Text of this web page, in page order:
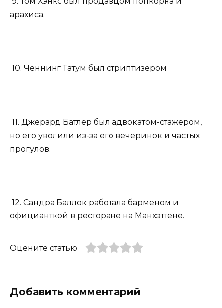
арахиса.
10. Ченнинг Татум был стриптизером.
11. Джерард Батлер был адвокатом-стажером,
но его уволили из-за его вечеринок и частых
прогулов.
12. Сандра Баллок работала барменом и
официанткой в ресторане на Манхэттене.
Оцените статью
Добавить комментарий